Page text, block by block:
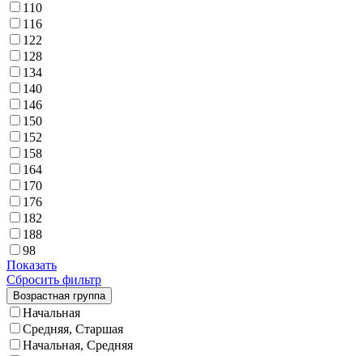
110
116
122
128
134
140
146
150
152
158
164
170
176
182
188
98
Показать
Сбросить фильтр
Возрастная группа
Начальная
Средняя, Старшая
Начальная, Средняя